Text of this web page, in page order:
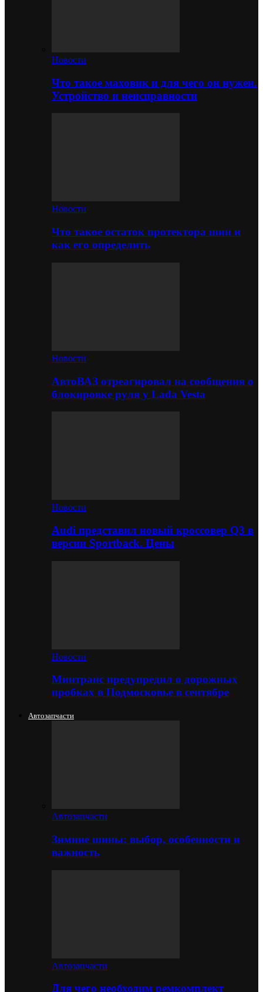
Новости
Что такое маховик и для чего он нужен.
Устройство и неисправности
Новости
Что такое остаток протектора шин и
как его определить
Новости
АвтоВАЗ отреагировал на сообщения о
блокировке руля у Lada Vesta
Новости
Audi представил новый кроссовер Q3 в
версии Sportback. Цены
Новости
Минтранс предупредил о дорожных
пробках в Подмосковье в сентябре
Автозапчасти
Автозапчасти
Зимние шины: выбор, особенности и
важность
Автозапчасти
Для чего необходим ремкомплект